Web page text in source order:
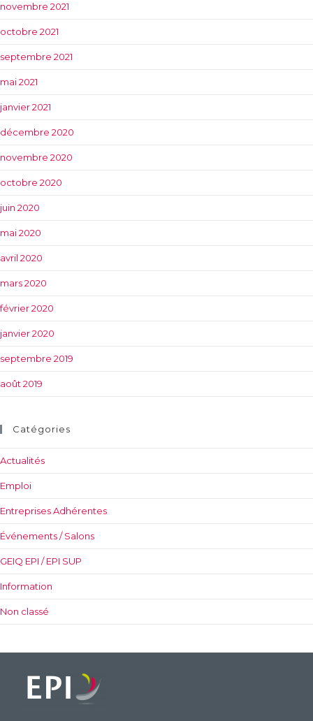
novembre 2021
octobre 2021
septembre 2021
mai 2021
janvier 2021
décembre 2020
novembre 2020
octobre 2020
juin 2020
mai 2020
avril 2020
mars 2020
février 2020
janvier 2020
septembre 2019
août 2019
Catégories
Actualités
Emploi
Entreprises Adhérentes
Événements / Salons
GEIQ EPI / EPI SUP
Information
Non classé